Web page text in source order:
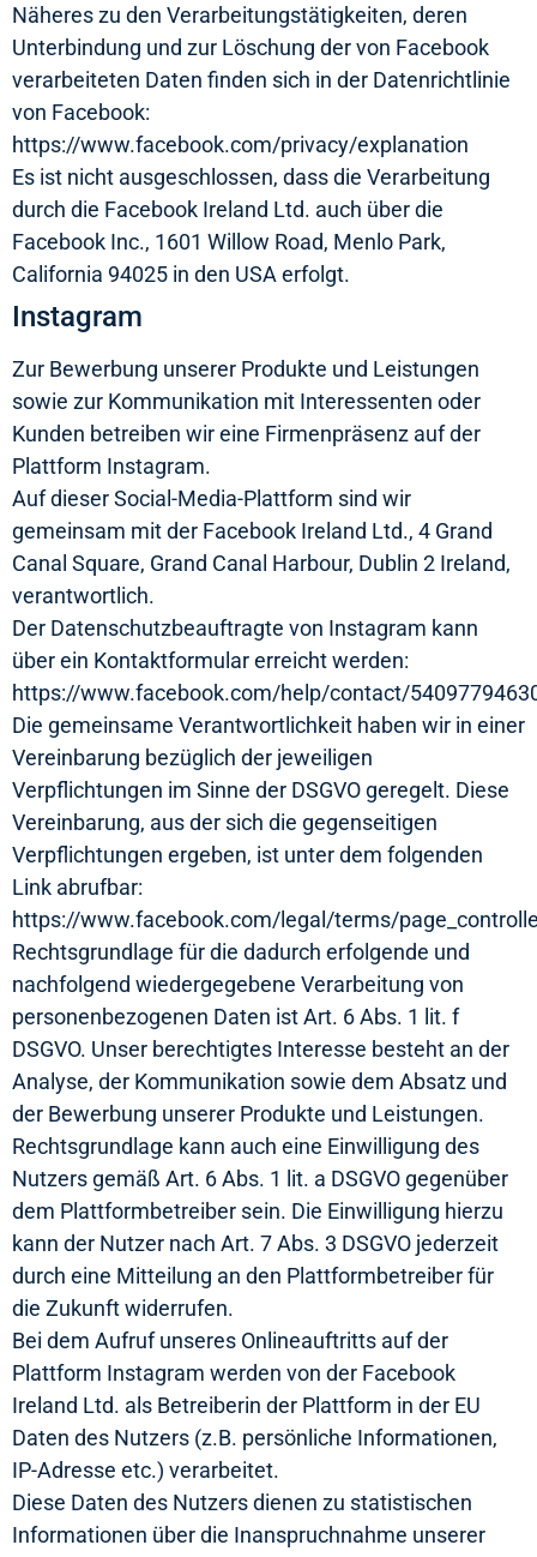
Näheres zu den Verarbeitungstätigkeiten, deren
Unterbindung und zur Löschung der von Facebook
verarbeiteten Daten finden sich in der Datenrichtlinie
von Facebook:
https://www.facebook.com/privacy/explanation
Es ist nicht ausgeschlossen, dass die Verarbeitung
durch die Facebook Ireland Ltd. auch über die
Facebook Inc., 1601 Willow Road, Menlo Park,
California 94025 in den USA erfolgt.
Instagram
Zur Bewerbung unserer Produkte und Leistungen
sowie zur Kommunikation mit Interessenten oder
Kunden betreiben wir eine Firmenpräsenz auf der
Plattform Instagram.
Auf dieser Social-Media-Plattform sind wir
gemeinsam mit der Facebook Ireland Ltd., 4 Grand
Canal Square, Grand Canal Harbour, Dublin 2 Ireland,
verantwortlich.
Der Datenschutzbeauftragte von Instagram kann
über ein Kontaktformular erreicht werden:
https://www.facebook.com/help/contact/
Die gemeinsame Verantwortlichkeit haben wir in einer
Vereinbarung bezüglich der jeweiligen
Verpflichtungen im Sinne der DSGVO geregelt. Diese
Vereinbarung, aus der sich die gegenseitigen
Verpflichtungen ergeben, ist unter dem folgenden
Link abrufbar:
https://www.facebook.com/legal/terms/
Rechtsgrundlage für die dadurch erfolgende und
nachfolgend wiedergegebene Verarbeitung von
personenbezogenen Daten ist Art. 6 Abs. 1 lit. f
DSGVO. Unser berechtigtes Interesse besteht an der
Analyse, der Kommunikation sowie dem Absatz und
der Bewerbung unserer Produkte und Leistungen.
Rechtsgrundlage kann auch eine Einwilligung des
Nutzers gemäß Art. 6 Abs. 1 lit. a DSGVO gegenüber
dem Plattformbetreiber sein. Die Einwilligung hierzu
kann der Nutzer nach Art. 7 Abs. 3 DSGVO jederzeit
durch eine Mitteilung an den Plattformbetreiber für
die Zukunft widerrufen.
Bei dem Aufruf unseres Onlineauftritts auf der
Plattform Instagram werden von der Facebook
Ireland Ltd. als Betreiberin der Plattform in der EU
Daten des Nutzers (z.B. persönliche Informationen,
IP-Adresse etc.) verarbeitet.
Diese Daten des Nutzers dienen zu statistischen
Informationen über die Inanspruchnahme unserer